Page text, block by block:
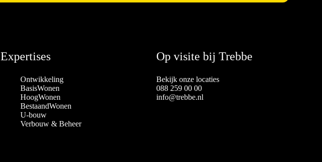
Expertises
Ontwikkeling
BasisWonen
HoogWonen
BestaandWonen
U-bouw
Verbouw & Beheer
Op visite bij Trebbe
Bekijk onze locaties
088 259 00 00
info@trebbe.nl